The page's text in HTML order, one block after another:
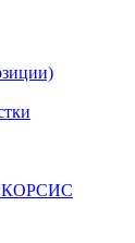
КОРСИС